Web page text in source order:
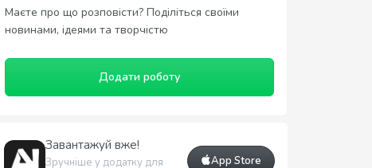
Маєте про що розповісти? Поділіться своїми
новинами, ідеями та творчістю
Додати роботу
Завантажуй вже!
Зручніше у додатку для
App Store